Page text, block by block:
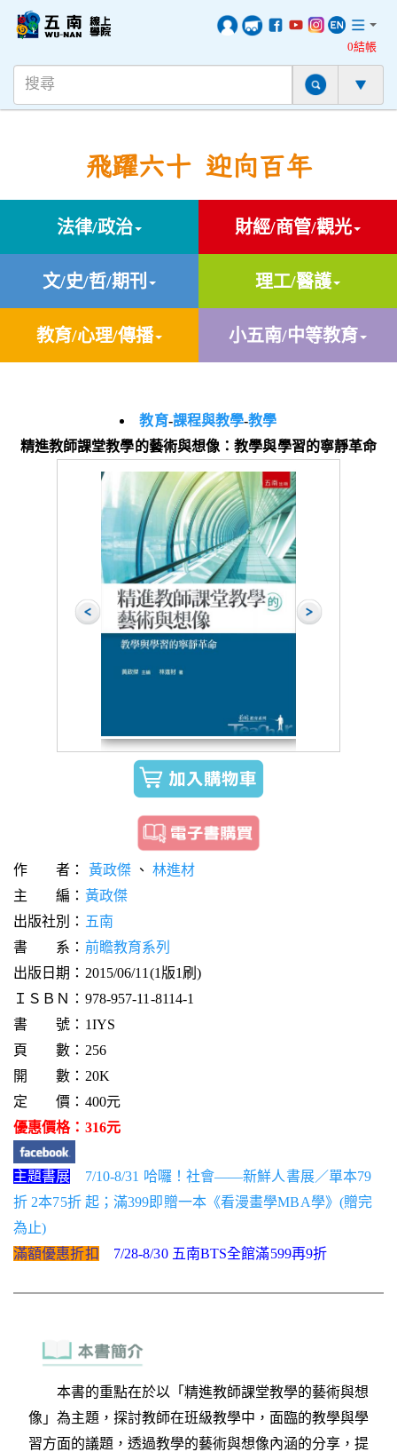
0結帳
飛躍六十 迎向百年
法律/政治 財經/商管/觀光
文/史/哲/期刊 理工/醫護
教育/心理/傳播 小五南/中等教育
教育-課程與教學-教學
精進教師課堂教學的藝術與想像：教學與學習的寧靜革命
作 者： 黃政傑、林進材
主 編： 黃政傑
出版社別： 五南
書 系： 前瞻教育系列
出版日期：2015/06/11(1版1刷)
ＩＳＢＮ：978-957-11-8114-1
書 號：1IYS
頁 數：256
開 數：20K
定 價：400元
優惠價格：316元
主題書展
7/10-8/31 哈囉！社會——新鮮人書展／單本79
折 2本75折 起；滿399即贈一本《看漫畫學MBA學》(贈完
為止)
滿額優惠折扣
7/28-8/30 五南BTS全館滿599再9折